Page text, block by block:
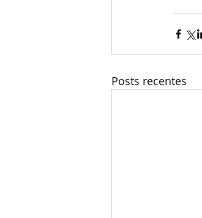
Posts recentes